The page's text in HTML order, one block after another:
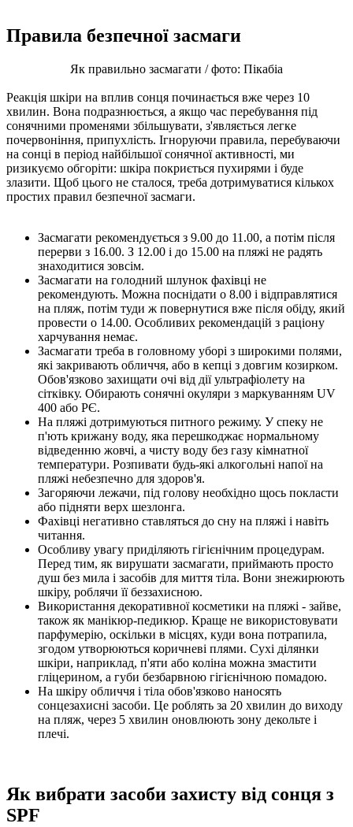
Правила безпечної засмаги
Як правильно засмагати / фото: Пікабіа
Реакція шкіри на вплив сонця починається вже через 10
хвилин. Вона подразнюється, а якщо час перебування під
сонячними променями збільшувати, з'являється легке
почервоніння, припухлість. Ігноруючи правила, перебуваючи
на сонці в період найбільшої сонячної активності, ми
ризикуємо обгоріти: шкіра покриється пухирями і буде
злазити. Щоб цього не сталося, треба дотримуватися кількох
простих правил безпечної засмаги.
Засмагати рекомендується з 9.00 до 11.00, а потім після
перерви з 16.00. З 12.00 і до 15.00 на пляжі не радять
знаходитися зовсім.
Засмагати на голодний шлунок фахівці не
рекомендують. Можна поснідати о 8.00 і відправлятися
на пляж, потім туди ж повернутися вже після обіду, який
провести о 14.00. Особливих рекомендацій з раціону
харчування немає.
Засмагати треба в головному уборі з широкими полями,
які закривають обличчя, або в кепці з довгим козирком.
Обов'язково захищати очі від дії ультрафіолету на
сітківку. Обирають сонячні окуляри з маркуванням UV
400 або РЄ.
На пляжі дотримуються питного режиму. У спеку не
п'ють крижану воду, яка перешкоджає нормальному
відведенню жовчі, а чисту воду без газу кімнатної
температури. Розпивати будь-які алкогольні напої на
пляжі небезпечно для здоров'я.
Загоряючи лежачи, під голову необхідно щось покласти
або підняти верх шезлонга.
Фахівці негативно ставляться до сну на пляжі і навіть
читання.
Особливу увагу приділяють гігієнічним процедурам.
Перед тим, як вирушати засмагати, приймають просто
душ без мила і засобів для миття тіла. Вони знежирюють
шкіру, роблячи її беззахисною.
Використання декоративної косметики на пляжі - зайве,
також як манікюр-педикюр. Краще не використовувати
парфумерію, оскільки в місцях, куди вона потрапила,
згодом утворюються коричневі плями. Сухі ділянки
шкіри, наприклад, п'яти або коліна можна змастити
гліцерином, а губи безбарвною гігієнічною помадою.
На шкіру обличчя і тіла обов'язково наносять
сонцезахисні засоби. Це роблять за 20 хвилин до виходу
на пляж, через 5 хвилин оновлюють зону декольте і
плечі.
Як вибрати засоби захисту від сонця з
SPF